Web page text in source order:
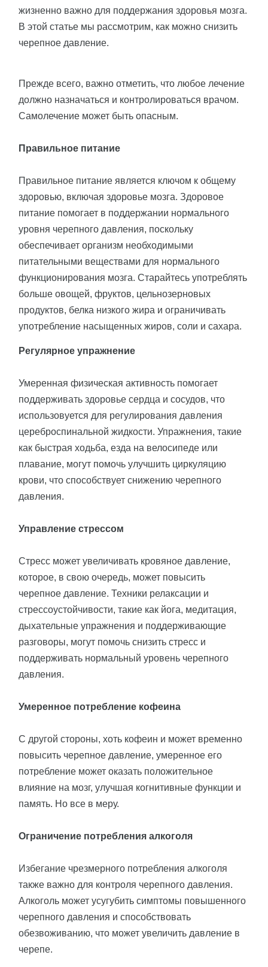
жизненно важно для поддержания здоровья мозга.
В этой статье мы рассмотрим, как можно снизить
черепное давление.
Прежде всего, важно отметить, что любое лечение
должно назначаться и контролироваться врачом.
Самолечение может быть опасным.
Правильное питание
Правильное питание является ключом к общему
здоровью, включая здоровье мозга. Здоровое
питание помогает в поддержании нормального
уровня черепного давления, поскольку
обеспечивает организм необходимыми
питательными веществами для нормального
функционирования мозга. Старайтесь употреблять
больше овощей, фруктов, цельнозерновых
продуктов, белка низкого жира и ограничивать
употребление насыщенных жиров, соли и сахара.
Регулярное упражнение
Умеренная физическая активность помогает
поддерживать здоровье сердца и сосудов, что
использовуется для регулирования давления
цереброспинальной жидкости. Упражнения, такие
как быстрая ходьба, езда на велосипеде или
плавание, могут помочь улучшить циркуляцию
крови, что способствует снижению черепного
давления.
Управление стрессом
Стресс может увеличивать кровяное давление,
которое, в свою очередь, может повысить
черепное давление. Техники релаксации и
стрессоустойчивости, такие как йога, медитация,
дыхательные упражнения и поддерживающие
разговоры, могут помочь снизить стресс и
поддерживать нормальный уровень черепного
давления.
Умеренное потребление кофеина
С другой стороны, хоть кофеин и может временно
повысить черепное давление, умеренное его
потребление может оказать положительное
влияние на мозг, улучшая когнитивные функции и
память. Но все в меру.
Ограничение потребления алкоголя
Избегание чрезмерного потребления алкоголя
также важно для контроля черепного давления.
Алкоголь может усугубить симптомы повышенного
черепного давления и способствовать
обезвоживанию, что может увеличить давление в
черепе.